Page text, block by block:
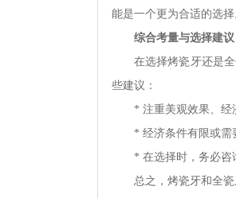
能是一个更为合适的选择
综合考量与选择建议
在选择烤瓷牙还是
些建议：
* 注重美观效果、经
* 经济条件有限或需
* 在选择时，务必咨
总之，烤瓷牙和全